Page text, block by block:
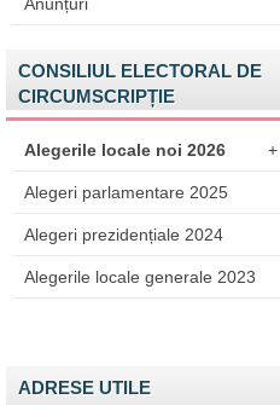
CONSILIUL ELECTORAL DE
CIRCUMSCRIPȚIE
Alegerile locale noi 2026 +
Alegeri parlamentare 2025
Alegeri prezidențiale 2024
Alegerile locale generale 2023
ADRESE UTILE